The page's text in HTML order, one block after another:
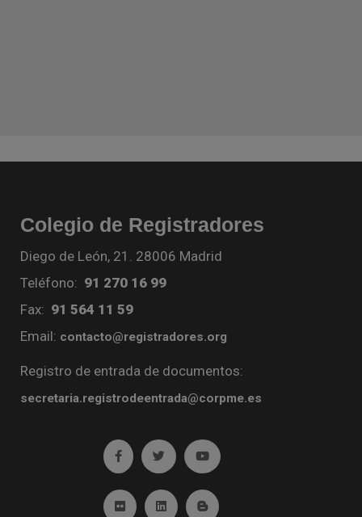
Colegio de Registradores
Diego de León, 21. 28006 Madrid
Teléfono: 91 270 16 99
Fax: 91 564 11 59
Email: contacto@registradores.org
Registro de entrada de documentos:
secretaria.registrodeentrada@corpme.es
Ir a facebook (abre en ventana nueva)
Ir a twitter (abre en ventana nueva)
Ir a YouTube (abre en
Ir a Flickr (abre en ventana nueva)
Ir a Linkedin (abre en ventana nueva)
Ir al Blog (abre en ventana